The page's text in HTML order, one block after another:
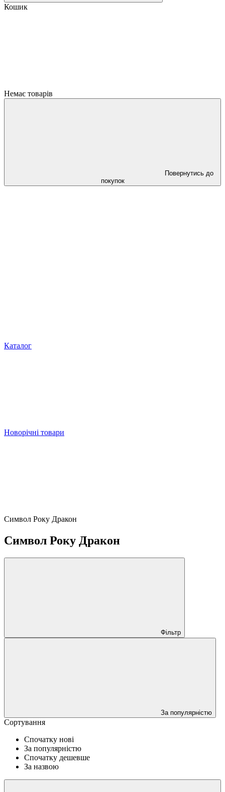
Кошик
Немає товарів
Повернутись до
покупок
Каталог
Новорічні товари
Символ Року Дракон
Символ Року Дракон
Фільтр
За популярністю
Сортування
Спочатку нові
За популярністю
Спочатку дешевше
За назвою